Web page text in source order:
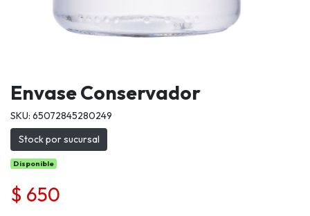
Envase Conservador
SKU: 65072845280249
Stock por sucursal
Disponible
$ 650